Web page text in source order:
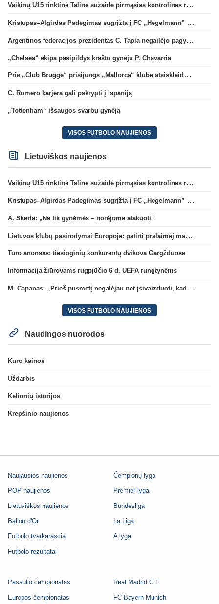
Vaikinų U15 rinktinė Taline sužaidė pirmąsias kontrolines rungtynes
Kristupas–Algirdas Padegimas sugrįžta į FC „Hegelmann” B sudėtį
Argentinos federacijos prezidentas C. Tapia negailėjo pagyrų G. Infantino
„Chelsea“ ekipa pasipildys krašto gynėju P. Chavarria
Prie „Club Brugge“ prisijungs „Mallorca“ klube atsiskleidęs J. Virgili
C. Romero karjera gali pakrypti į Ispaniją
„Tottenham“ išsaugos svarbų gynėją
VISOS FUTBOLO NAUJIENOS
Lietuviškos naujienos
Vaikinų U15 rinktinė Taline sužaidė pirmąsias kontrolines rungtynes
Kristupas–Algirdas Padegimas sugrįžta į FC „Hegelmann” B sudėtį
A. Skerla: „Ne tik gynėmės – norėjome atakuoti“
Lietuvos klubų pasirodymai Europoje: patirti pralaimėjimai Kroatijos atstovams
Turo anonsas: tiesioginių konkurentų dvikova Gargžduose
Informacija žiūrovams rugpjūčio 6 d. UEFA rungtynėms
M. Capanas: „Prieš pusmetį negalėjau net įsivaizduoti, kad žaisime prieš „Hajduk“
VISOS FUTBOLO NAUJIENOS
Naudingos nuorodos
Kuro kainos
Uždarbis
Kelionių istorijos
Krepšinio naujienos
Naujausios naujienos
POP naujienos
Lietuviškos naujienos
Ballon d'Or
Futbolo tvarkarasciai
Futbolo rezultatai
Čempionų lyga
Premier lyga
Bundesliga
La Liga
A lyga
Pasaulio čempionatas
Europos čempionatas
Real Madrid C.F.
FC Bayern Munich